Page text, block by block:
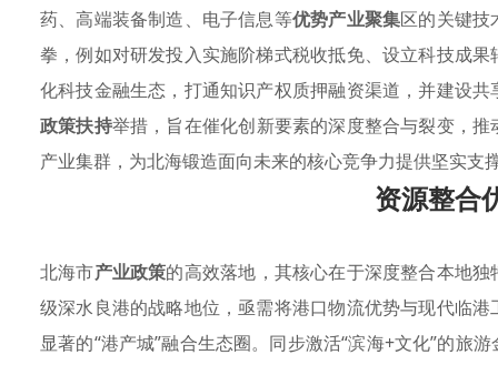
药、高端装备制造、电子信息等优势产业聚集区的关键技
拳，例如对研发投入实施阶梯式税收抵免、设立科技成
化科技金融生态，打通知识产权质押融资渠道，并建设
政策扶持举措，旨在催化创新要素的深度整合与裂变，
产业集群，为北海锻造面向未来的核心竞争力提供坚实支
资源整合
北海市产业政策的高效落地，其核心在于深度整合本地
级深水良港的战略地位，亟需将港口物流优势与现代临
显著的“港产城”融合生态圈。同步激活“滨海+文化”的旅